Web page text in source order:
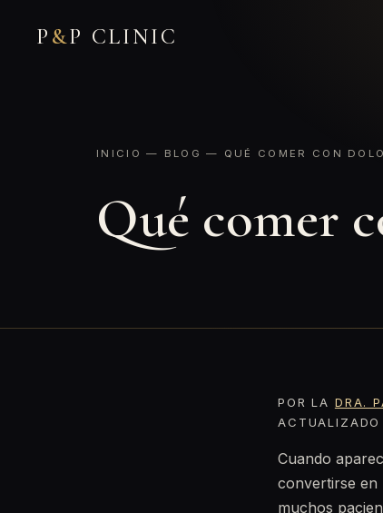
P &P CLINIC
INICIO — BLOG — QUÉ COMER CON
Qué comer
POR LA DRA.
Cuando
convertirse en
muchos